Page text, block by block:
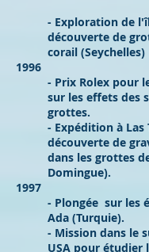
- Exploration de
découverte de
corail (Seychelles)
1996
- Prix Rolex pour
sur les effets des
grottes.
- Expédition à Las
découverte de
dans les grottes
Domingue).
1997
- Plongée sur les
Ada (Turquie).
- Mission dans le
USA pour étudier